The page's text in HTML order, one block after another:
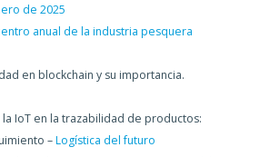
de 2025
anual de la industria pesquera
en blockchain y su importancia.
IoT en la trazabilidad de productos:
–Logística del futuro